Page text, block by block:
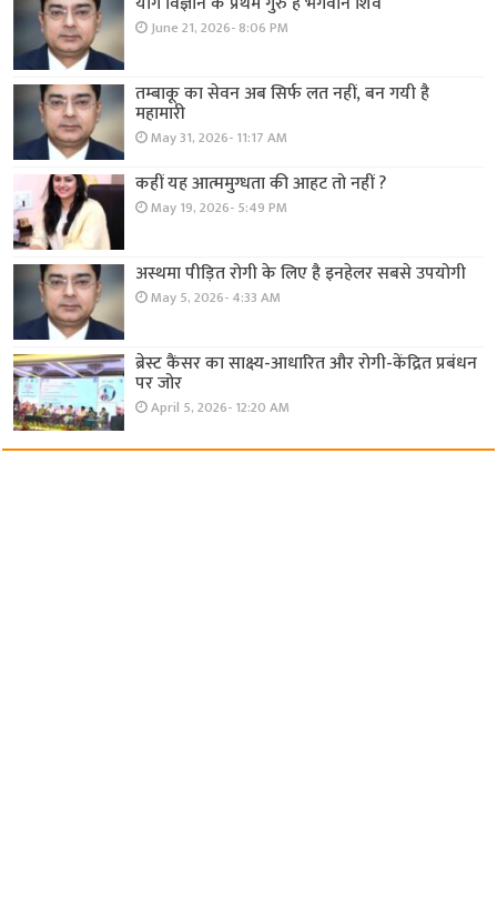
June 21, 2026- 8:06 PM
तम्बाकू का सेवन अब सिर्फ लत नहीं, बन गयी है
महामारी
May 31, 2026- 11:17 AM
कहीं यह आत्ममुग्धता की आहट तो नहीं ?
May 19, 2026- 5:49 PM
अस्थमा पीड़ित रोगी के लिए है इनहेलर सबसे उपयोगी
May 5, 2026- 4:33 AM
ब्रेस्ट कैंसर का साक्ष्य-आधारित और रोगी-केंद्रित प्रबंधन
पर जोर
April 5, 2026- 12:20 AM